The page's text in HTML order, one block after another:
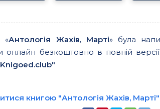
«Антологія Жахів, Марті» була
онлайн безкоштовно в повній
книгою "Антологія Жахів,